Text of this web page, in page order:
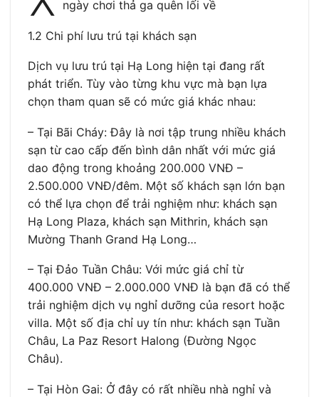
ngày chơi thả ga quên lối về
1.2 Chi phí lưu trú tại khách sạn
Dịch vụ lưu trú tại Hạ Long hiện tại đang rất
phát triển. Tùy vào từng khu vực mà bạn lựa
chọn tham quan sẽ có mức giá khác nhau:
– Tại Bãi Cháy: Đây là nơi tập trung nhiều khách
sạn từ cao cấp đến bình dân nhất với mức giá
dao động trong khoảng 200.000 VNĐ –
2.500.000 VNĐ/đêm. Một số khách sạn lớn bạn
có thể lựa chọn để trải nghiệm như: khách sạn
Hạ Long Plaza, khách sạn Mithrin, khách sạn
Mường Thanh Grand Hạ Long…
– Tại Đảo Tuần Châu: Với mức giá chỉ từ
400.000 VNĐ – 2.000.000 VNĐ là bạn đã có thể
trải nghiệm dịch vụ nghỉ dưỡng của resort hoặc
villa. Một số địa chỉ uy tín như: khách sạn Tuần
Châu, La Paz Resort Halong (Đường Ngọc
Châu).
– Tại Hòn Gai: Ở đây có rất nhiều nhà nghỉ và